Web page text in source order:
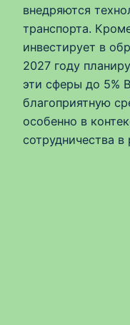
внедряются
транспорта.
инвестирует в
2027 году
эти сферы до 5%
благоприятную
особенно в
сотрудничества